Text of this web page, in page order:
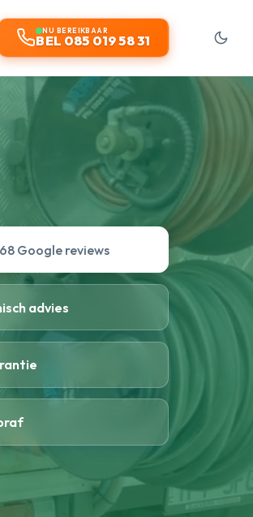
NU BEREIKBAAR
BEL 085 019 58 31
Google reviews
advies